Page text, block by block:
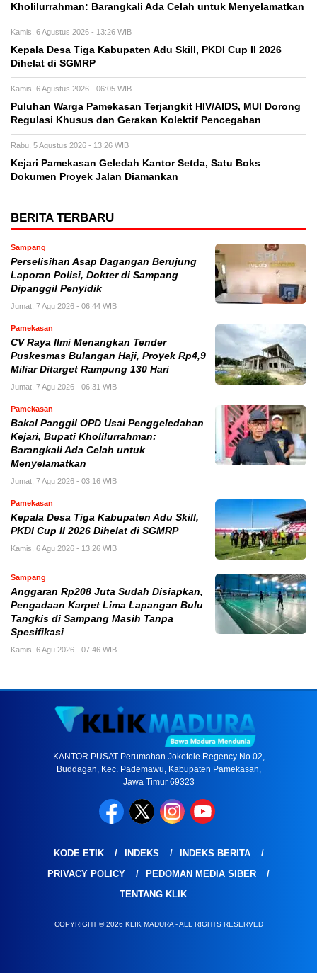
Kholilurrahman: Barangkali Ada Celah untuk Menyelamatkan
Kamis, 6 Agustus 2026 - 13:26 WIB
Kepala Desa Tiga Kabupaten Adu Skill, PKDI Cup II 2026
Dihelat di SGMRP
Kamis, 6 Agustus 2026 - 06:05 WIB
Puluhan Warga Pamekasan Terjangkit HIV/AIDS, MUI Dorong
Regulasi Khusus dan Gerakan Kolektif Pencegahan
Rabu, 5 Agustus 2026 - 13:26 WIB
Kejari Pamekasan Geledah Kantor Setda, Satu Boks
Dokumen Proyek Jalan Diamankan
BERITA TERBARU
Sampang
Perselisihan Asap Dagangan Berujung
Laporan Polisi, Dokter di Sampang
Dipanggil Penyidik
Jumat, 7 Agu 2026 - 06:44 WIB
Pamekasan
CV Raya Ilmi Menangkan Tender
Puskesmas Bulangan Haji, Proyek Rp4,9
Miliar Ditarget Rampung 130 Hari
Jumat, 7 Agu 2026 - 06:31 WIB
Pamekasan
Bakal Panggil OPD Usai Penggeledahan
Kejari, Bupati Kholilurrahman:
Barangkali Ada Celah untuk
Menyelamatkan
Jumat, 7 Agu 2026 - 03:16 WIB
Pamekasan
Kepala Desa Tiga Kabupaten Adu Skill,
PKDI Cup II 2026 Dihelat di SGMRP
Kamis, 6 Agu 2026 - 13:26 WIB
Sampang
Anggaran Rp208 Juta Sudah Disiapkan,
Pengadaan Karpet Lima Lapangan Bulu
Tangkis di Sampang Masih Tanpa
Spesifikasi
Kamis, 6 Agu 2026 - 07:46 WIB
KANTOR PUSAT Perumahan Jokotole Regency No.02,
Buddagan, Kec. Pademawu, Kabupaten Pamekasan,
Jawa Timur 69323
KODE ETIK INDEKS
INDEKS BERITA
PRIVACY POLICY
PEDOMAN MEDIA SIBER
TENTANG KLIK
COPYRIGHT © 2026 KLIK MADURA - ALL RIGHTS RESERVED